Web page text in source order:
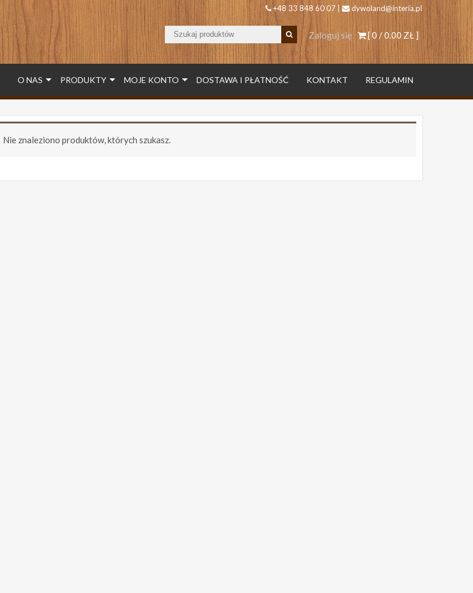
+48 33 848 60 07 | dywoland@interia.pl
[ 0 /0.00 ZŁ]
Zaloguj się
O NAS PRODUKTY MOJE KONTO DOSTAWA I PŁATNOŚĆ KONTAKT REGULAMIN
Nie znaleziono produktów, których szukasz.